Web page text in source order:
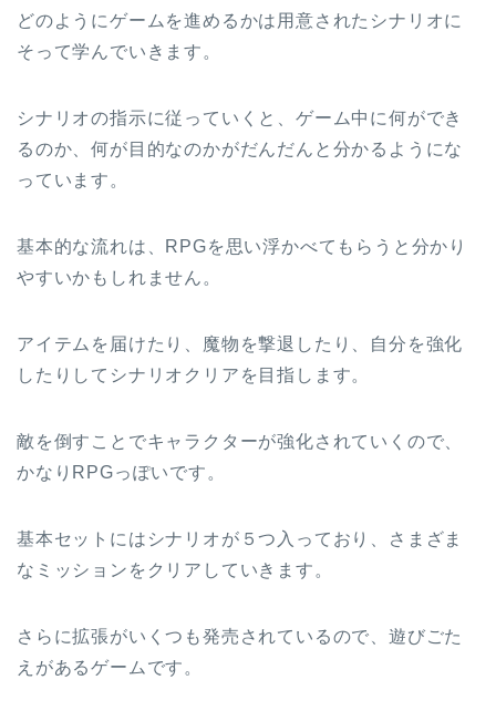
どのようにゲームを進めるかは用意されたシナリオに
そって学んでいきます。
シナリオの指示に従っていくと、ゲーム中に何ができ
るのか、何が目的なのかがだんだんと分かるようにな
っています。
基本的な流れは、RPGを思い浮かべてもらうと分かり
やすいかもしれません。
アイテムを届けたり、魔物を撃退したり、自分を強化
したりしてシナリオクリアを目指します。
敵を倒すことでキャラクターが強化されていくので、
かなりRPGっぽいです。
基本セットにはシナリオが５つ入っており、さまざま
なミッションをクリアしていきます。
さらに拡張がいくつも発売されているので、遊びごた
えがあるゲームです。